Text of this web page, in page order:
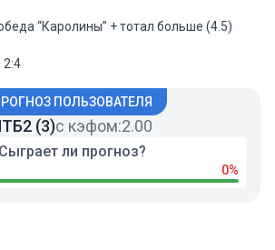
“Каролины” + тотал больше (4.5)
2:4
ПОЛЬЗОВАТЕЛЯ
(3)с кэфом:2.00
Сыграет ли прогноз?
0%